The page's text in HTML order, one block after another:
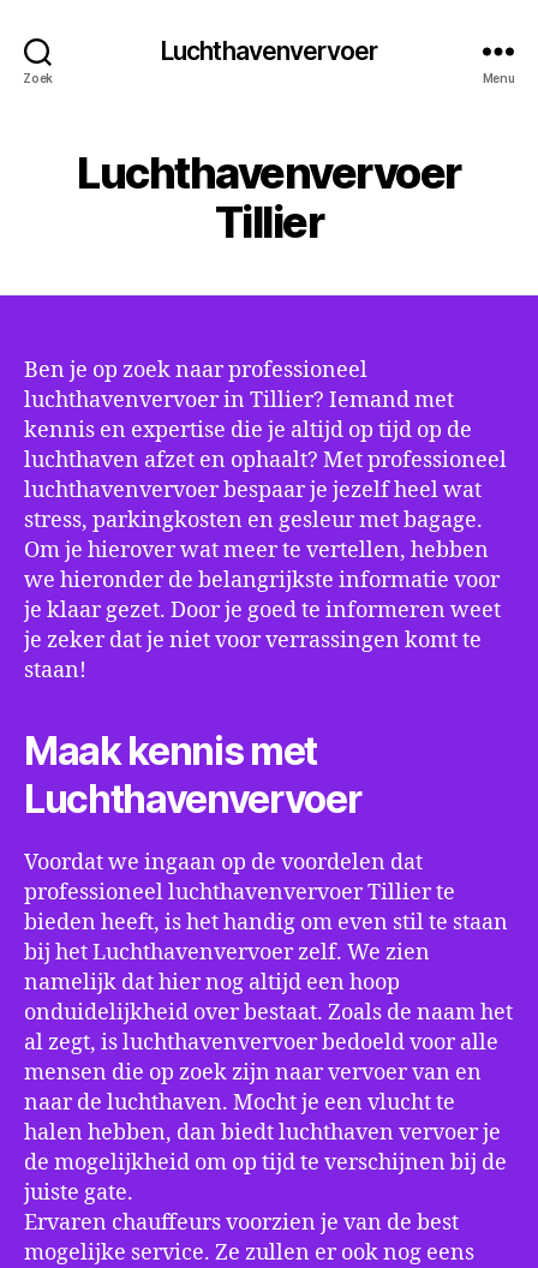
Zoek
Luchthavenvervoer
Menu
Luchthavenvervoer
Tillier
Ben je op zoek naar professioneel
luchthavenvervoer in Tillier? Iemand met
kennis en expertise die je altijd op tijd op de
luchthaven afzet en ophaalt? Met professioneel
luchthavenvervoer bespaar je jezelf heel wat
stress, parkingkosten en gesleur met bagage.
Om je hierover wat meer te vertellen, hebben
we hieronder de belangrijkste informatie voor
je klaar gezet. Door je goed te informeren weet
je zeker dat je niet voor verrassingen komt te
staan!
Maak kennis met
Luchthavenvervoer
Voordat we ingaan op de voordelen dat
professioneel luchthavenvervoer Tillier te
bieden heeft, is het handig om even stil te staan
bij het Luchthavenvervoer zelf. We zien
namelijk dat hier nog altijd een hoop
onduidelijkheid over bestaat. Zoals de naam het
al zegt, is luchthavenvervoer bedoeld voor alle
mensen die op zoek zijn naar vervoer van en
naar de luchthaven. Mocht je een vlucht te
halen hebben, dan biedt luchthaven vervoer je
de mogelijkheid om op tijd te verschijnen bij de
juiste gate.
Ervaren chauffeurs voorzien je van de best
mogelijke service. Ze zullen er ook nog eens